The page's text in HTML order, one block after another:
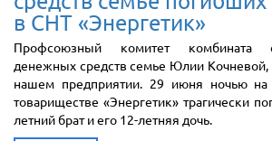
в СНТ «Энергетик»
Профсоюзный комитет комбината
денежных средств семье Юлии Кочневой,
нашем предприятии. 29 июня ночью
товариществе «Энергетик» трагически
летний брат и его 12-летняя дочь.